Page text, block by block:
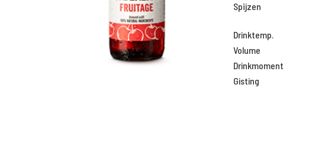
Spijzen
Drinktemp.
Volume
Drinkmoment
Gisting